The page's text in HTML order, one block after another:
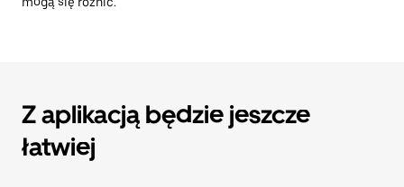
Z aplikacją będzie jeszcze
łatwiej